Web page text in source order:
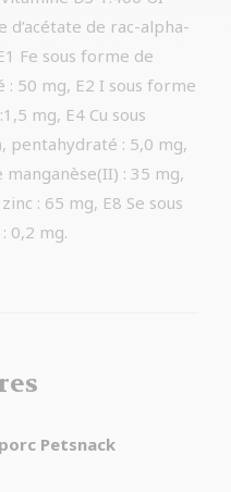
d’acétate de rac-alpha-
Fe sous forme de
50 mg, E2 I sous forme
mg, E4 Cu sous
pentahydraté : 5,0 mg,
manganèse(II) : 35 mg,
: 65 mg, E8 Se sous
0,2 mg.
Petsnack